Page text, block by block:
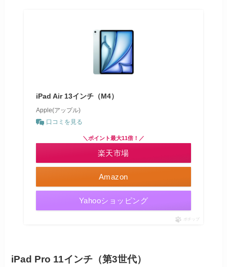
iPad Air 13インチ（M4）
Apple(アップル)
口コミを見る
Amazon
＼ポイント最大11倍！／
楽天市場
Yahooショッピング
ポチップ
iPad Pro 11インチ（第3世代）